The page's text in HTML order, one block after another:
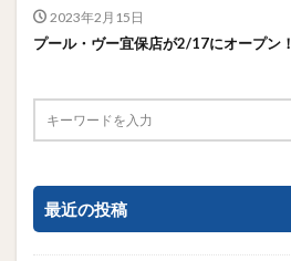
2023年2月15日
プール・ヴー宜保店が2/17にオープン！
最近の投稿